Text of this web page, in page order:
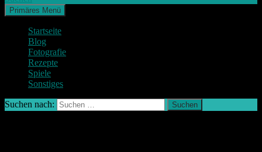
Primäres Menü
Startseite
Blog
Fotografie
Rezepte
Spiele
Sonstiges
Suchen nach: